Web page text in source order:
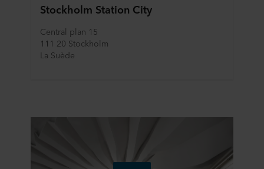
Stockholm Station City
Central plan 15
111 20 Stockholm
La Suède